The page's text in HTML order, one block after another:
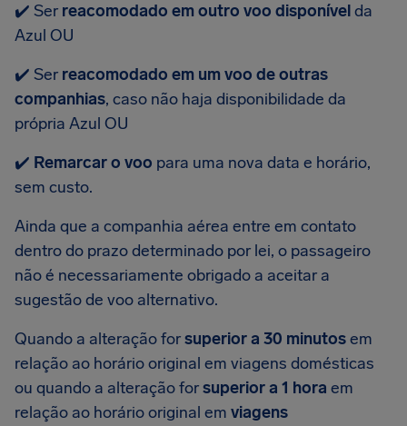
✔️ Ser reacomodado emoutro voo disponívelda
Azul OU
✔️ Ser reacomodado em um voo de outras
companhias, caso não haja disponibilidade da
própria Azul OU
✔️ Remarcar o voo para uma nova data e horário,
sem custo.
Ainda que a companhia aérea entre em contato
dentro do prazo determinado por lei, o passageiro
não é necessariamente obrigado a aceitar a
sugestão de voo alternativo.
Quando a alteração forsuperior a 30 minutosem
relação ao horário original em viagens domésticas
ou quando a alteração forsuperior a 1 hora em
relação ao horário original em viagens